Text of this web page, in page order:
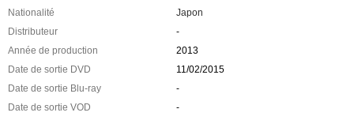
Nationalité
Japon
Distributeur
-
Année de production
2013
Date de sortie DVD
11/02/2015
Date de sortie Blu-ray
-
Date de sortie VOD
-